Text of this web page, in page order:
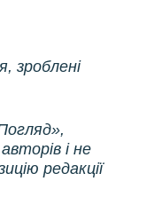
зроблені
і не
редакції